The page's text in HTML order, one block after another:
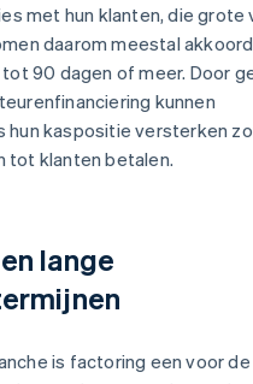
met hun klanten, die grote
daarom meestal
90 dagen of meer. Door
kunnen
hun kaspositie versterken
tot klanten betalen.
lange
is factoring een voor de